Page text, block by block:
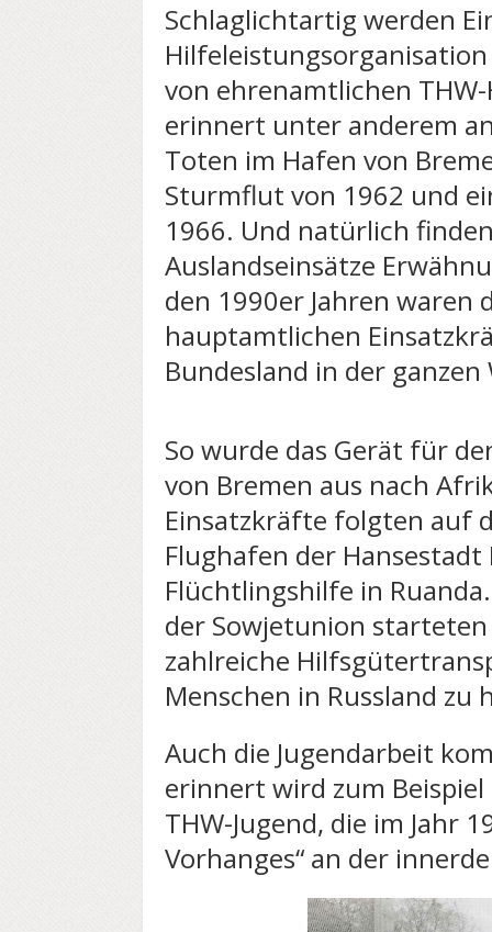
Schlaglichtartig werden
von ehrenamtlichen
erinnert unter anderem
Toten im Hafen von
Sturmflut von 1962 und
1966. Und natürlich
Auslandseinsätze
den 1990er Jahren waren
hauptamtlichen
Bundesland in der
So wurde das Gerät für
von Bremen aus nach
Einsatzkräfte folgten auf
Flughafen der
Flüchtlingshilfe in
der Sowjetunion
zahlreiche
Menschen in Russland zu
Auch die Jugendarbeit
erinnert wird zum
THW-Jugend, die im Jahr
Vorhanges“ an der